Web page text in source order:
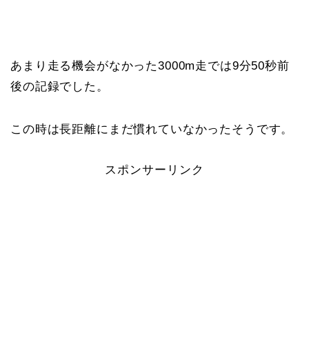
あまり走る機会がなかった3000m走では9分50秒前
後の記録でした。
この時は長距離にまだ慣れていなかったそうです。
スポンサーリンク